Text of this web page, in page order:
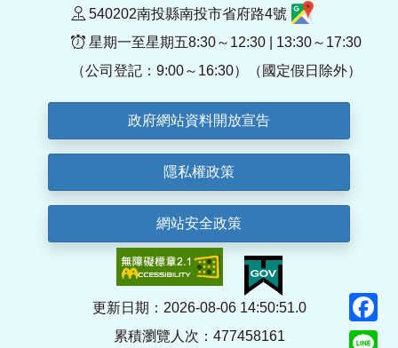
540202南投縣南投市省府路4號
星期一至星期五8:30～12:30 | 13:30～17:30
（公司登記：9:00～16:30）（國定假日除外）
政府網站資料開放宣告
隱私權政策
網站安全政策
更新日期：2026-08-06 14:50:51.0
累積瀏覽人次：477458161